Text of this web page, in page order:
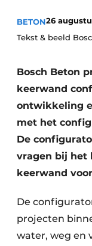
Video’s
BETON26
Tekst & beeld
Bosch Beton
keerwand
ontwikkeling
met het
De
vragen bij het
keerwand
De
projecten
water, weg en